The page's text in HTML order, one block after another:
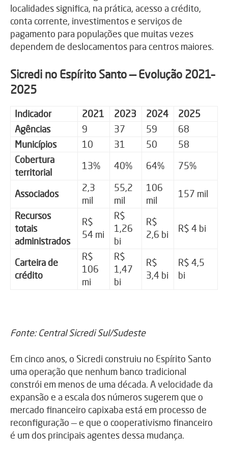
localidades significa, na prática, acesso a crédito,
conta corrente, investimentos e serviços de
pagamento para populações que muitas vezes
dependem de deslocamentos para centros maiores.
Sicredi no Espírito Santo — Evolução 2021–
2025
Indicador 2021 2023 2024
2025
Agências
9 37 59
68
Municípios
10 31 50
58
Cobertura
territorial
13% 40% 64% 75%
Associados
2,3
mil
55,2
mil
106
mil
157 mil
Recursos
totais
administrados
R$
54 mi
R$
1,26
bi
R$
2,6 bi
R$ 4 bi
Carteira de
crédito
R$
106
mi
R$
1,47
bi
R$
3,4 bi
R$ 4,5
bi
Fonte: Central Sicredi Sul/Sudeste
Em cinco anos, o Sicredi construiu no Espírito Santo
uma operação que nenhum banco tradicional
constrói em menos de uma década. A velocidade da
expansão e a escala dos números sugerem que o
mercado financeiro capixaba está em processo de
reconfiguração — e que o cooperativismo financeiro
é um dos principais agentes dessa mudança.